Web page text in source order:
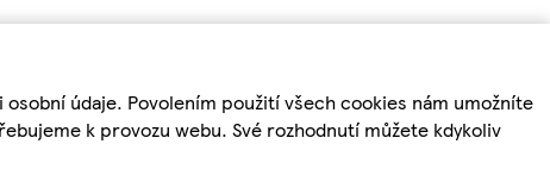
údaje. Povolením použití všech cookies nám umožníte
k provozu webu. Své rozhodnutí můžete kdykoliv